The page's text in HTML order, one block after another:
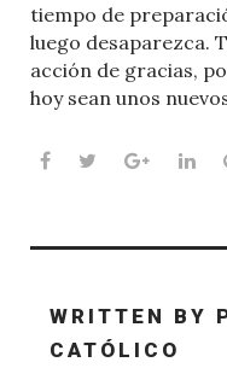
tiempo de
luego desaparezca.
acción de gracias,
hoy sean unos
Facebook
TwitterGoogle+
WRITTEN BY
CATÓLICO